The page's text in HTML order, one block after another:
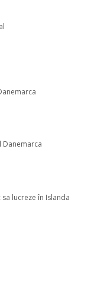
lucreze în Islanda